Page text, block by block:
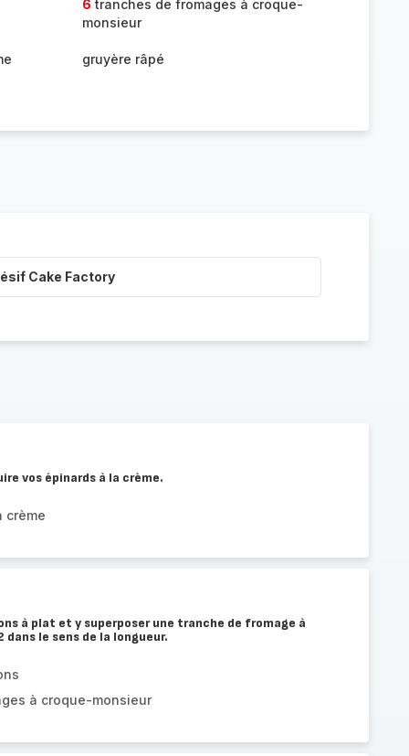
6 tranches de fromages à croque-
monsieur
gruyère râpé
Cake Factory
vos épinards à la crème.
crème
à plat et y superposer une tranche de fromage à
le sens de la longueur.
à croque-monsieur